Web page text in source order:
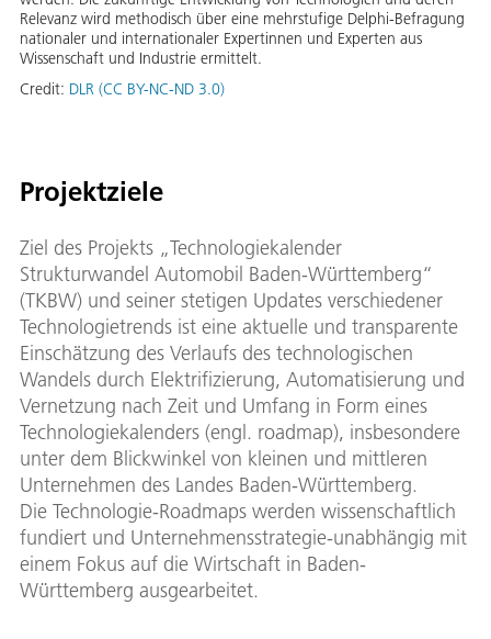
Relevanz wird methodisch über eine mehrstufige Delphi-Befragung
nationaler und internationaler Expertinnen und Experten aus
Wissenschaft und Industrie ermittelt.
Credit: DLR (CC BY-NC-ND 3.0)
Projektziele
Ziel des Projekts „Technologiekalender
Strukturwandel Automobil Baden-Württemberg“
(TKBW) und seiner stetigen Updates verschiedener
Technologietrends ist eine aktuelle und transparente
Einschätzung des Verlaufs des technologischen
Wandels durch Elektrifizierung, Automatisierung und
Vernetzung nach Zeit und Umfang in Form eines
Technologiekalenders (engl. roadmap), insbesondere
unter dem Blickwinkel von kleinen und mittleren
Unternehmen des Landes Baden-Württemberg.
Die Technologie-Roadmaps werden wissenschaftlich
fundiert und Unternehmensstrategie-unabhängig mit
einem Fokus auf die Wirtschaft in Baden-
Württemberg ausgearbeitet.